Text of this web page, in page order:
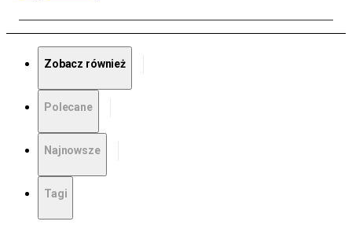
Zobacz również
Polecane
Najnowsze
Tagi